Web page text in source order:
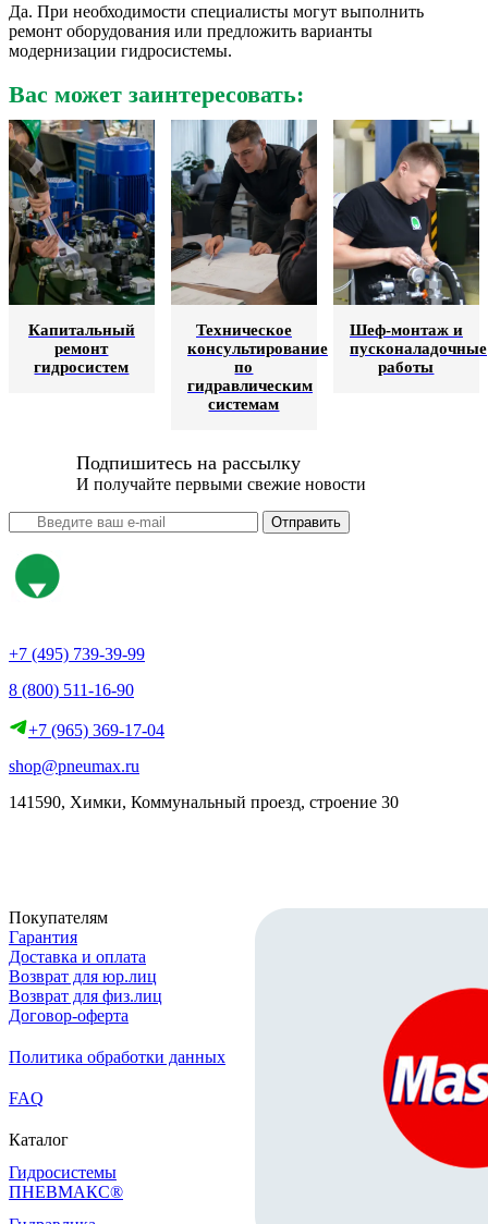
Да. При необходимости специалисты могут выполнить
ремонт оборудования или предложить варианты
модернизации гидросистемы.
Вас может заинтересовать:
Капитальный
ремонт
гидросистем
Техническое
консультирование
по
гидравлическим
системам
Шеф-монтаж и
пусконаладочные
работы
Подпишитесь на рассылку
И получайте первыми свежие новости
Отправить
+7 (495) 739-39-99
8 (800) 511-16-90
+7 (965) 369-17-04
shop@pneumax.ru
141590, Химки, Коммунальный проезд, строение 30
Покупателям
Гарантия
Доставка и оплата
Возврат для юр.лиц
Возврат для физ.лиц
Договор-оферта
Политика обработки данных
FAQ
Каталог
Гидросистемы
ПНЕВМАКС®